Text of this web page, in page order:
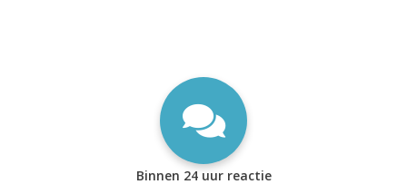
Binnen 24 uur reactie